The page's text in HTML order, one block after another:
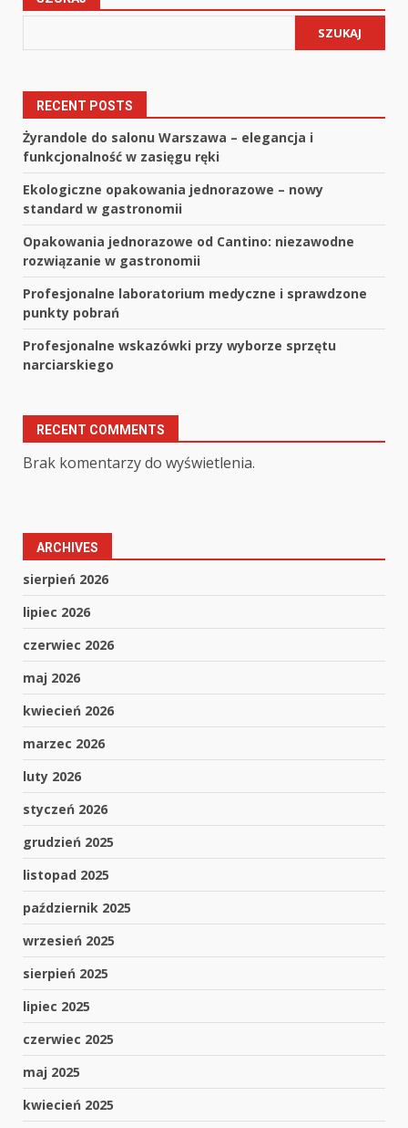
SZUKAJ
RECENT POSTS
Żyrandole do salonu Warszawa – elegancja i
funkcjonalność w zasięgu ręki
Ekologiczne opakowania jednorazowe – nowy
standard w gastronomii
Opakowania jednorazowe od Cantino: niezawodne
rozwiązanie w gastronomii
Profesjonalne laboratorium medyczne i sprawdzone
punkty pobrań
Profesjonalne wskazówki przy wyborze sprzętu
narciarskiego
RECENT COMMENTS
Brak komentarzy do wyświetlenia.
ARCHIVES
sierpień 2026
lipiec 2026
czerwiec 2026
maj 2026
kwiecień 2026
marzec 2026
luty 2026
styczeń 2026
grudzień 2025
listopad 2025
październik 2025
wrzesień 2025
sierpień 2025
lipiec 2025
czerwiec 2025
maj 2025
kwiecień 2025